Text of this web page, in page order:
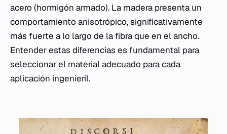
acero (hormigón armado). La madera presenta un
comportamiento anisotrópico, significativamente
más fuerte a lo largo de la fibra que en el ancho.
Entender estas diferencias es fundamental para
seleccionar el material adecuado para cada
aplicación ingenieril.